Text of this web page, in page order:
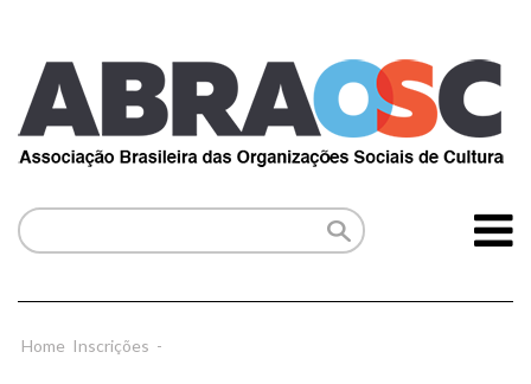
Home Inscrições -